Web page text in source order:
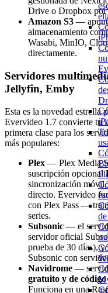
Drive o Dropbox por
Amazon S3 —
almacenamiento
Wasabi, MinIO,
directamente.
Servidores
Jellyfin, Emby
Esta es la novedad estrella
Evervideo 1.7 convierte tu
primera clase para los
más populares:
Plex — Plex Media
suscripción opcional
sincronización
directo. Evervideo
con Plex Pass —
series.
Subsonic — el
servidor oficial
prueba de 30 días),
Subsonic con
Navidrome —
gratuito y de
Funciona en una